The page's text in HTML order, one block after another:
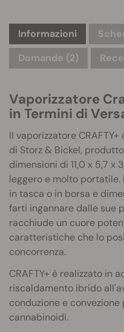
Informazioni
Domande (2)
Vaporizzatore
in Termini di
Il vaporizzatore
di Storz & Bickel,
dimensioni di 11,0 x 5,7 x
leggero e molto portatile.
in tasca o in borsa e
farti ingannare dalle sue
racchiude un cuore
caratteristiche che lo
concorrenza.
CRAFTY+ è realizzato in
riscaldamento ibrido
conduzione e
cannabinoidi.